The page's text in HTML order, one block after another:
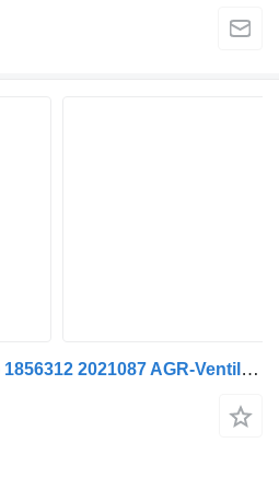
Scania R-series (01.04-) 1856312 2021087 AGR-Ventil für Scania P,G,R,T-series (2004-2017) LKW